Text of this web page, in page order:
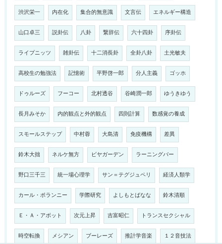
渋沢栄一 内在化 集合的無意識 文言伝 エネルギー構造
山口卓三 説卦伝 八卦 繋辞伝 六十四卦 序卦伝
ライプニッツ 雑卦伝 十二消長卦 全卦八卦 土光敏夫
高校生の勉強法 記憶術 平野啓一郎 分人主義 ゴッホ
ドゥルーズ フーコー 北村透谷 谷崎潤一郎 ゆうきゆう
長月みそか 内的観点と外的観点 四則計算 数感覚の養成
スモールステップ 中村蓉 大島清 免疫機構 差異
鈴木大拙 ネルケ無方 ビヤガーデン ラーニングバー
野口三千三 統一場心理学 サン＝テグジュペリ 経済人類学
カール・ポランニー 学際研究 よしもとばなな 鈴木清順
Ｅ・Ａ・アボット 次元上昇 吉富昭仁 トランスセクシャル
時空転換 メシアン ブーレーズ 推計学音楽 １２音技法